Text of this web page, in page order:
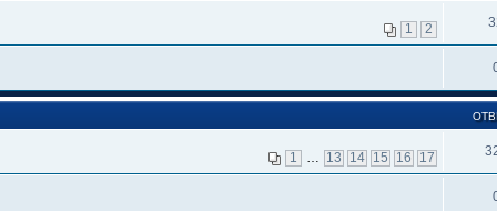
1 2
1 13 14 15 16 17